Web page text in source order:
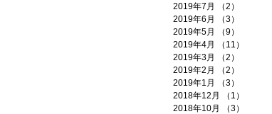
2019年7月
（2）
2019年6月
（3）
2019年5月
（9）
2019年4月
（11）
2019年3月
（2）
2019年2月
（2）
2019年1月
（3）
2018年12月
（1）
2018年10月
（3）